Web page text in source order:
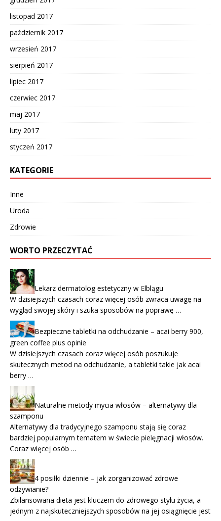
listopad 2017
październik 2017
wrzesień 2017
sierpień 2017
lipiec 2017
czerwiec 2017
maj 2017
luty 2017
styczeń 2017
KATEGORIE
Inne
Uroda
Zdrowie
WORTO PRZECZYTAĆ
Lekarz dermatolog estetyczny w Elblągu
W dzisiejszych czasach coraz więcej osób zwraca uwagę na
wygląd swojej skóry i szuka sposobów na poprawę …
Bezpieczne tabletki na odchudzanie – acai berry 900,
green coffee plus opinie
W dzisiejszych czasach coraz więcej osób poszukuje
skutecznych metod na odchudzanie, a tabletki takie jak acai
berry …
Naturalne metody mycia włosów – alternatywy dla
szamponu
Alternatywy dla tradycyjnego szamponu stają się coraz
bardziej popularnym tematem w świecie pielęgnacji włosów.
Coraz więcej osób …
4 posiłki dziennie – jak zorganizować zdrowe
odżywianie?
Zbilansowana dieta jest kluczem do zdrowego stylu życia, a
jednym z najskuteczniejszych sposobów na jej osiągnięcie jest